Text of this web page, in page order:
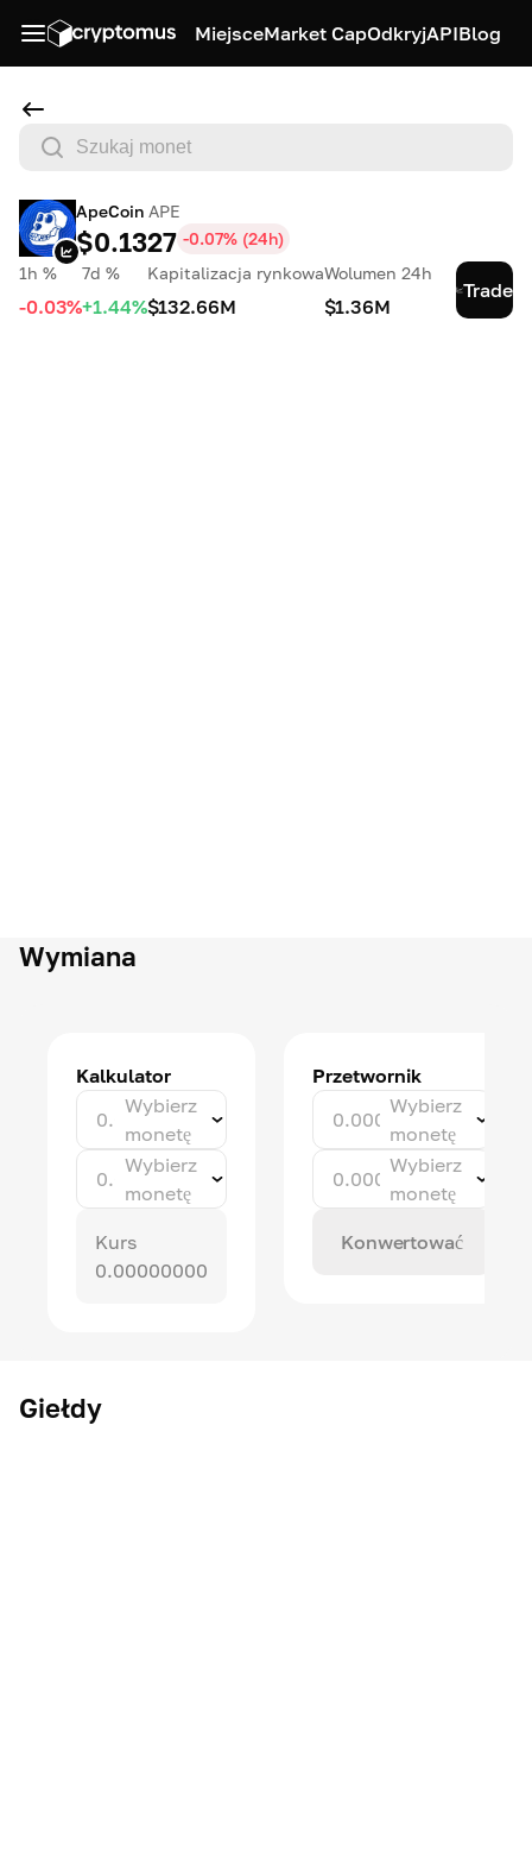
MiejsceMarket CapOdkryjAPIBlog
ApeCoin APE
$0.1327 -0.07% (24h)
1h %
-0.03%
7d %
+1.44%
Kapitalizacja rynkowa
$132.66M
Wolumen 24h
$1.36M
Trade
Wymiana
Kalkulator
Wybierz
monetę
Wybierz
monetę
Kurs
0.00000000
Przetwornik
Wybierz
monetę
Wybierz
monetę
Konwertować
Giełdy